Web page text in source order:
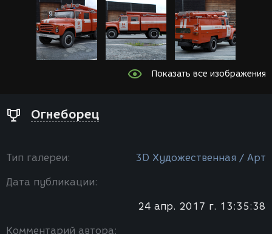
Показать все изображения
Огнеборец
Тип галереи: 3D Художественная / Арт
Дата публикации:
24 апр. 2017 г. 13:35:38
Комментарий автора: